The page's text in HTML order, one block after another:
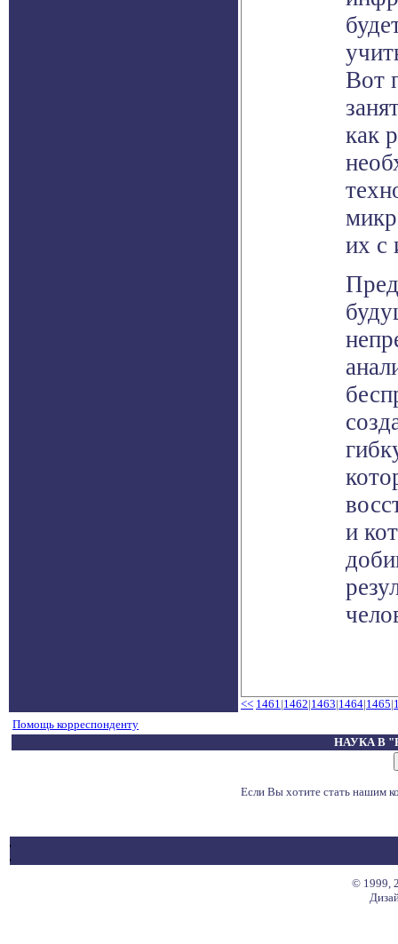
Вот
как
их с
и
<< 1461|1462|1463|1464|1465|
Помощь корреспонденту
НАУКА В
Если Вы хотите стать нашим
© 1999,